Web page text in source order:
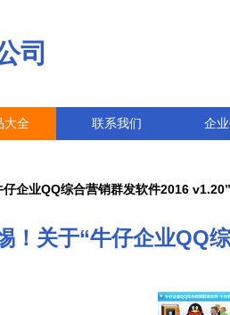
司
大全 联系我们 企
仔企业QQ综合营销群发软件2016
！关于“牛仔企业QQ